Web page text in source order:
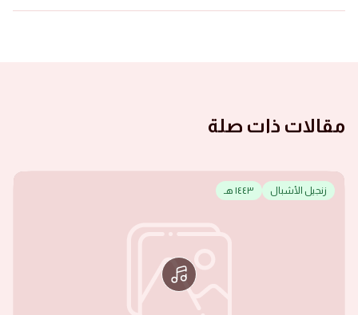
مقالات ذات صلة
زنجيل الأشبال ١٤٤٣ هـ